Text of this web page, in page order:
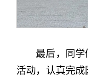
最后，同
活动，认真完